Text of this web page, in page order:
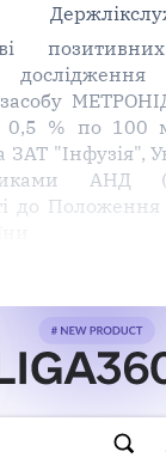
позитивних
дослідження
засобу
0,5 % по 100
"Інфузія",
до